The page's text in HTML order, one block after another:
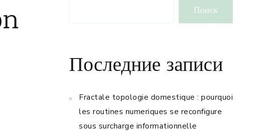
Поиск
Последние записи
Fractale topologie domestique : pourquoi
les routines numeriques se reconfigure
sous surcharge informationnelle